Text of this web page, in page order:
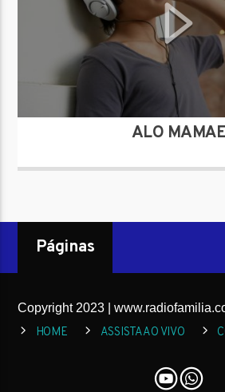
ALÔ
Páginas
Copyright 2023 |
HOME ASSISTA AO VIVO